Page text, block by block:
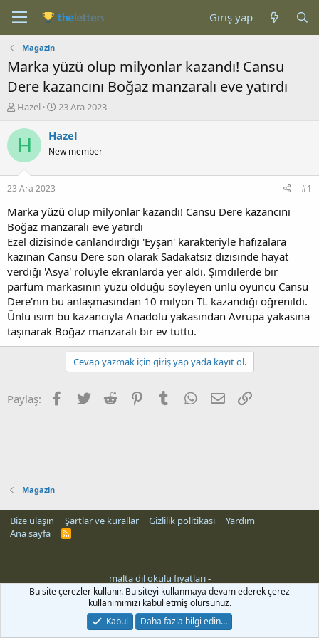
Giriş yap
Magazin
Marka yüzü olup milyonlar kazandı! Cansu
Dere kazancını Boğaz manzaralı eve yatırdı
K
n
b
u
u
b
a
l
a
t
a
n
Hazel
B
ş
a
ç
a
r
i
h
i
23 Ara 2023
H Hazel
New member
23 Ara 2023 #1
Marka yüzü olup milyonlar kazandı! Cansu Dere kazancını
Boğaz manzaralı eve yatırdı
Ezel dizisinde canlandırdığı 'Eyşan' karakteriyle hafızalara
kazınan Cansu Dere son olarak Sadakatsiz dizisinde hayat
verdiği 'Asya' rolüyle ekranlarda yer aldı. Şimdilerde bir
parfüm markasının yüzü olduğu söyleyen ünlü oyuncu Cansu
Dere'nin bu anlaşmasından 10 milyon TL kazandığı öğrenildi.
Ünlü isim bu kazancıyla Anadolu yakasından Avrupa yakasına
taşınarak Boğaz manzaralı bir ev tuttu.
Cevap yazmak için giriş yap yada kayıt ol.
Paylaş: Facebook
Twitter Reddit PinterestTumblr WhatsApp
E-posta
Magazin
Bize ulaşın Şartlar ve kurallar Gizlilik politikası
Yardım
Ana sayfa
R
malta dil okulu fiyatları-
Bu site çerezler kullanır. Bu siteyi kullanmaya devam ederek çerez
kullanımımızı kabul etmiş olursunuz.
Kabul
Daha fazla bilgi edin…